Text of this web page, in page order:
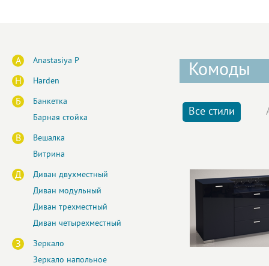
A Anastasiya P
H Harden
Б
Банкетка
Барная стойка
В
Вешалка
Витрина
Д
Диван двухместный
Диван модульный
Диван трехместный
Диван четырехместный
З
Зеркало
Зеркало напольное
Комоды
Все стили